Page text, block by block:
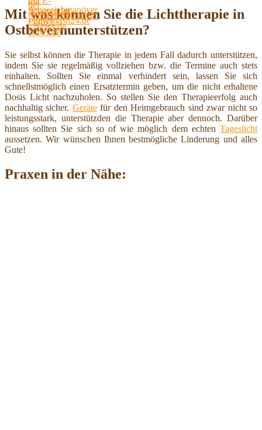
Mit was können Sie die Lichttherapie in
Ostbevernunterstützen?
Sie selbst können die Therapie in jedem Fall dadurch unterstützen,
indem Sie sie regelmäßig vollziehen bzw. die Termine auch stets
einhalten. Sollten Sie einmal verhindert sein, lassen Sie sich
schnellstmöglich einen Ersatztermin geben, um die nicht erhaltene
Dosis Licht nachzuholen. So stellen Sie den Therapieerfolg auch
nachhaltig sicher. Gerätefür den Heimgebrauch sind zwar nicht so
leistungsstark, unterstützden die Therapie aber dennoch. Darüber
hinaus sollten Sie sich so of wie möglich dem echten Tageslicht
aussetzen. Wir wünschen Ihnen bestmögliche Linderung und alles
Gute!
Praxen in der Nähe: